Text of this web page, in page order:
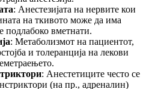
: Анестезијата на нервите кои
на ткивото може да има
подлабоко вметнати.
: Метаболизмот на пациентот,
и толеранција на лекови
: Анестетиците често се
(на пр., адреналин)